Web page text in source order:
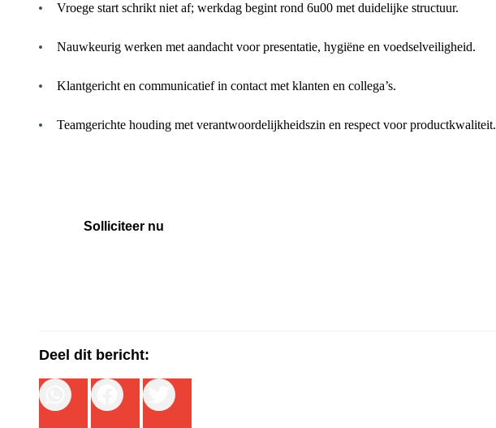
Vroege start schrikt niet af; werkdag begint rond 6u00 met duidelijke structuur.
Nauwkeurig werken met aandacht voor presentatie, hygiëne en voedselveiligheid.
Klantgericht en communicatief in contact met klanten en collega’s.
Teamgerichte houding met verantwoordelijkheidszin en respect voor productkwaliteit.
Solliciteer nu
Deel dit bericht: